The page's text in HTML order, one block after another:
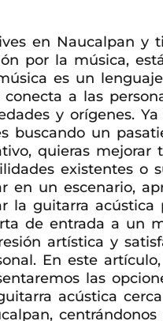
en Naucalpan y
por la música,
es un
conecta a las
y orígenes.
buscando un
quieras mejorar
existentes o
en un escenario,
la guitarra acústica
de entrada a un
artística y
En este
las
acústica
centrándonos